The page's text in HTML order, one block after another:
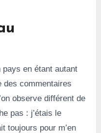
pays en étant autant
des commentaires
observe différent de
pas : j’étais le
toujours pour m’en